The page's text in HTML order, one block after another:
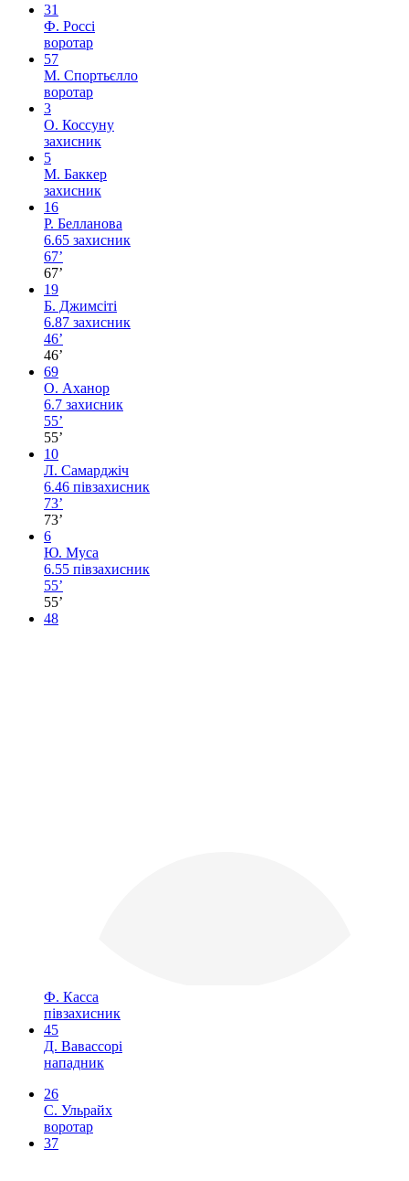
31
Ф. Россі
воротар
57
М. Спортьєлло
воротар
3
О. Коссуну
захисник
5
М. Баккер
захисник
16
Р. Белланова
6.65 захисник
67’
67’
19
Б. Джимсіті
6.87 захисник
46’
46’
69
О. Аханор
6.7 захисник
55’
55’
10
Л. Самарджіч
6.46 півзахисник
73’
73’
6
Ю. Муса
6.55 півзахисник
55’
55’
48
Ф. Касса
півзахисник
45
Д. Вавассорі
нападник
26
С. Ульрайх
воротар
37